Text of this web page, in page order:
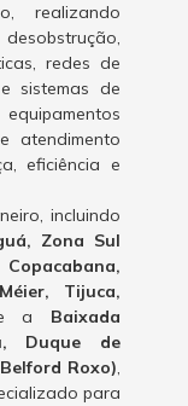
realizando
redes de
sistemas de
atendimento
eficiência e
incluindo
Zona Sul
Tijuca,
a Baixada
Duque de
Roxo),
para